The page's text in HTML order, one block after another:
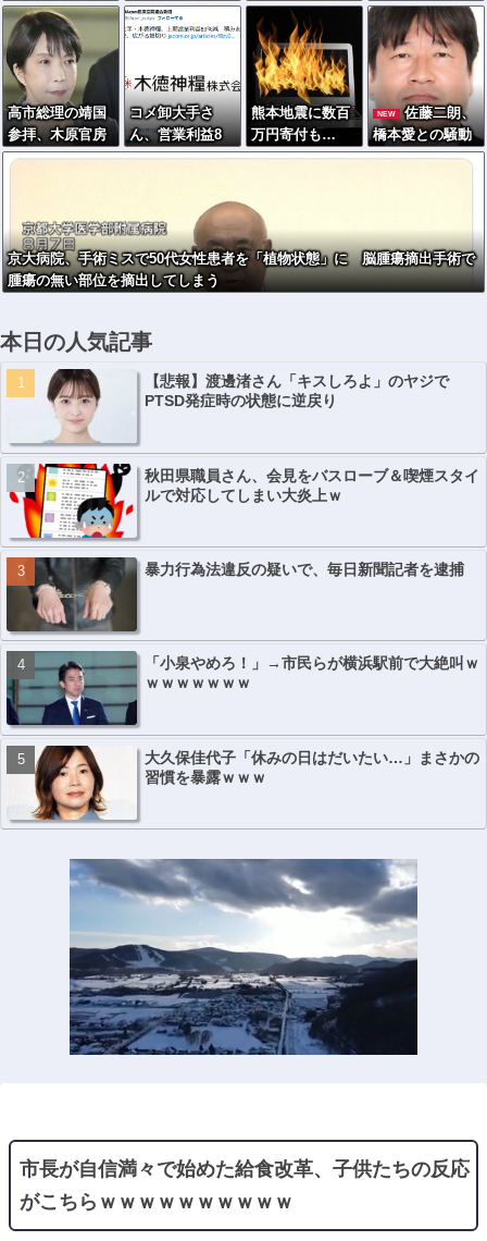
契約ｷﾀ━━━━
(ﾟ∀ﾟ)━━━━!!
追突→夫婦「こ
れは事故じゃな
国人受け入れ拒
否へ…
十字、即支援へ
高市総理の靖国
参拝、木原官房
長官「ご自身で
コメ卸大手さ
ん、営業利益8
3％減 高値で買
れず「損切り祭
り」開幕へ
熊本地震に数百
万円寄付も…
「体を売って稼
NEW
佐藤二朗、
橋本愛との騒動
で主演映画が完
京大病院、手術ミスで50代女性患者を「植物状態」に 脳腫瘍摘出手術で
腫瘍の無い部位を摘出してしまう
本日の人気記事
【悲報】渡邊渚さん「キスしろよ」のヤジで
PTSD発症時の状態に逆戻り
秋田県職員さん、会見をバスローブ＆喫煙スタイ
ルで対応してしまい大炎上ｗ
暴力行為法違反の疑いで、毎日新聞記者を逮捕
「小泉やめろ！」→市民らが横浜駅前で大絶叫ｗ
ｗｗｗｗｗｗｗ
大久保佳代子「休みの日はだいたい…」まさかの
習慣を暴露ｗｗｗ
市長が自信満々で始めた給食改革、子供たちの反応
がこちらｗｗｗｗｗｗｗｗｗｗ